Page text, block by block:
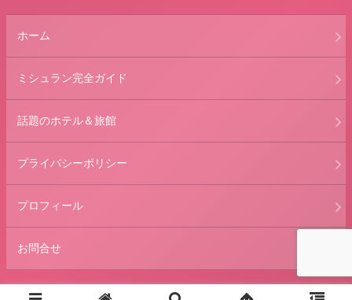
ホーム
ミシュラン完全ガイド
話題のホテル＆旅館
プライバシーポリシー
プロフィール
お問合せ